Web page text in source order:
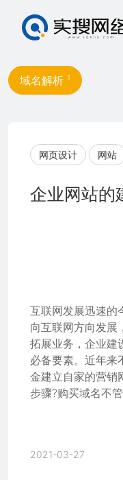
域名解析 1
网页设计 网站
企业网站的
互联网发展迅速的
向互联网方向发展
拓展业务，企业建
必备要素。近年来
金建立自家的营销
步骤?购买域名不
记忆。选择域名
的后缀域名，比
例也很大。域名后
2021-03-27